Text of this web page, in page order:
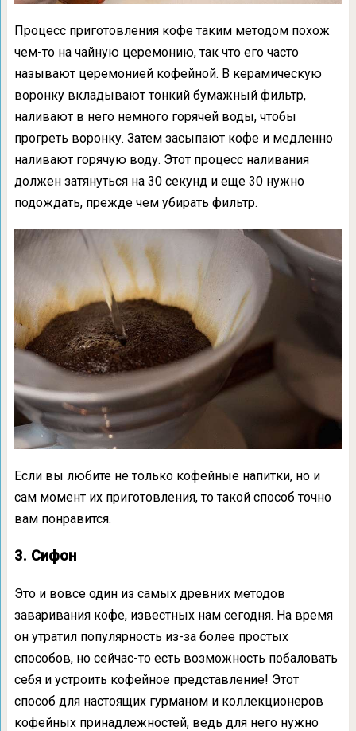
Процесс приготовления кофе таким методом похож
чем-то на чайную церемонию, так что его часто
называют церемонией кофейной. В керамическую
воронку вкладывают тонкий бумажный фильтр,
наливают в него немного горячей воды, чтобы
прогреть воронку. Затем засыпают кофе и медленно
наливают горячую воду. Этот процесс наливания
должен затянуться на 30 секунд и еще 30 нужно
подождать, прежде чем убирать фильтр.
Если вы любите не только кофейные напитки, но и
сам момент их приготовления, то такой способ точно
вам понравится.
3. Сифон
Это и вовсе один из самых древних методов
заваривания кофе, известных нам сегодня. На время
он утратил популярность из-за более простых
способов, но сейчас-то есть возможность побаловать
себя и устроить кофейное представление! Этот
способ для настоящих гурманом и коллекционеров
кофейных принадлежностей, ведь для него нужно